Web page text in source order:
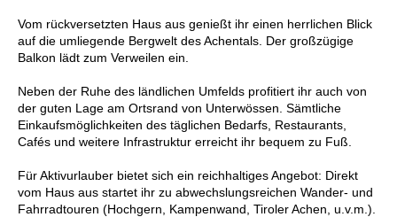
Vom rückversetzten Haus aus genießt ihr einen herrlichen Blick
auf die umliegende Bergwelt des Achentals. Der großzügige
Balkon lädt zum Verweilen ein.
Neben der Ruhe des ländlichen Umfelds profitiert ihr auch von
der guten Lage am Ortsrand von Unterwössen. Sämtliche
Einkaufsmöglichkeiten des täglichen Bedarfs, Restaurants,
Cafés und weitere Infrastruktur erreicht ihr bequem zu Fuß.
Für Aktivurlauber bietet sich ein reichhaltiges Angebot: Direkt
vom Haus aus startet ihr zu abwechslungsreichen Wander- und
Fahrradtouren (Hochgern, Kampenwand, Tiroler Achen, u.v.m.).